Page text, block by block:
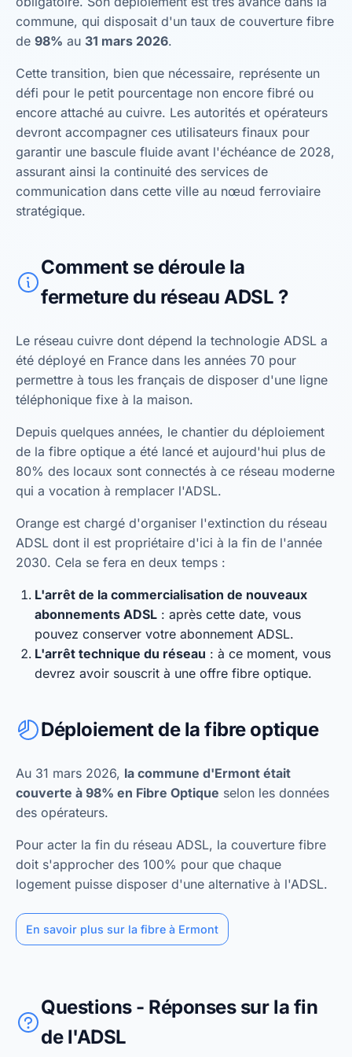
commune, qui disposait d'un taux de couverture fibre
de 98% au 31 mars 2026.
Cette transition, bien que nécessaire, représente un
défi pour le petit pourcentage non encore fibré ou
encore attaché au cuivre. Les autorités et opérateurs
devront accompagner ces utilisateurs finaux pour
garantir une bascule fluide avant l'échéance de 2028,
assurant ainsi la continuité des services de
communication dans cette ville au nœud ferroviaire
stratégique.
Comment se déroule la
fermeture du réseau ADSL ?
Le réseau cuivre dont dépend la technologie ADSL a
été déployé en France dans les années 70 pour
permettre à tous les français de disposer d'une ligne
téléphonique fixe à la maison.
Depuis quelques années, le chantier du déploiement
de la fibre optique a été lancé et aujourd'hui plus de
80% des locaux sont connectés à ce réseau moderne
qui a vocation à remplacer l'ADSL.
Orange est chargé d'organiser l'extinction du réseau
ADSL dont il est propriétaire d'ici à la fin de l'année
2030. Cela se fera en deux temps :
L'arrêt de la commercialisation de nouveaux
abonnements ADSL : après cette date, vous
pouvez conserver votre abonnement ADSL.
L'arrêt technique du réseau : à ce moment, vous
devrez avoir souscrit à une offre fibre optique.
Déploiement de la fibre optique
Au 31 mars 2026, la commune d'Ermont était
couverte à 98% en Fibre Optique selon les données
des opérateurs.
Pour acter la fin du réseau ADSL, la couverture fibre
doit s'approcher des 100% pour que chaque
logement puisse disposer d'une alternative à l'ADSL.
En savoir plus sur la fibre à Ermont
Questions - Réponses sur la fin
de l'ADSL